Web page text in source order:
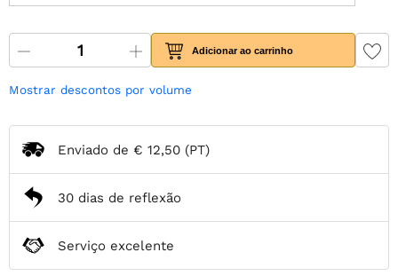
Adicionar ao carrinho
Mostrar descontos por volume
Enviado de € 12,50 (PT)
30 dias de reflexão
Serviço excelente